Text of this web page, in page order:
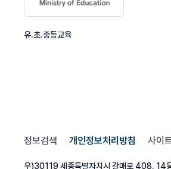
유.초.중등교육
정보검색 개인정보처리방침 사이
우)30119 세종특별자치시 갈매로 408, 14